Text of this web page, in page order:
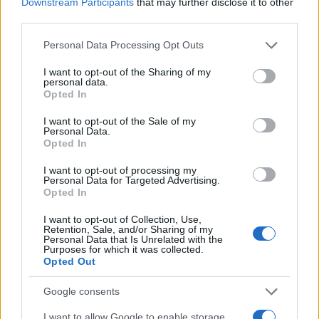
Please note that this website/app uses one or more Google
not limited to your visit or usage behaviour. You may click to
grant or deny consent to Google and its third-party tags to
use your data for below specified purposes in below Google
consent section.
Personal Data Processing Opt Outs
I want to opt-out of the Sharing of my
personal data.
Opted In
I want to opt-out of the Sale of my
Personal Data.
Opted In
I want to opt-out of processing my
Personal Data for Targeted Advertising.
Opted In
I want to opt-out of Collection, Use,
Retention, Sale, and/or Sharing of my
Personal Data that Is Unrelated with the
Purposes for which it was collected.
Opted Out
Google consents
I want to allow Google to enable storage
• Φορολογικές ρυθμίσεις για τα stock options με
στόχο να παρακινηθούν οι επενδυτές και να
ασχοληθούν με την εργασία τους με πιο
παραγωγικό τρόπο
φορολογική έκπτωση 50%
• Εκπτώσεις 200% για τα έξοδα έρευνας και
ανάπτυξης (έναντι 130%).
• Εξωτερικοί ελεγκτές κατά την αξιολόγηση των
χρηματοδοτήσεων στην έρευνας και τεχνολογία
έναντι αργών γραφειοκρατικών διαδικασιών.
• Βελτίωση του πλαισίου 2ης ευκαιρίας για νέους